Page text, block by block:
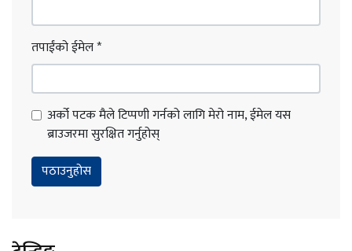
तपाईंको ईमेल*
अर्को पटक मैले टिप्पणी गर्नको लागि मेरो नाम, ईमेल यस
ब्राउजरमा सुरक्षित गर्नुहोस्